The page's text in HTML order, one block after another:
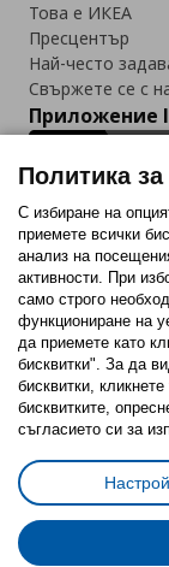
Това е ИКЕА
Пресцентър
Най-често
Свържете се с
Приложение
Последвайте
FacebookTwitter
Политика
Избор на
Условия за
Политика
Политика за
Политика
С избиране на
приемете всички
анализ на
активности. При
само строго
функциониране на
да приемете като
бисквитки". За да
бисквитки,
бисквитките,
съгласието си за